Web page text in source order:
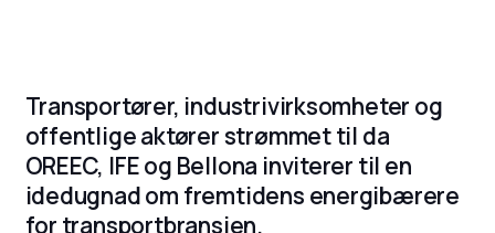
Transportører, industrivirksomheter og
offentlige aktører strømmet til da
OREEC, IFE og Bellona inviterer til en
idedugnad om fremtidens energibærere
for transportbransjen.